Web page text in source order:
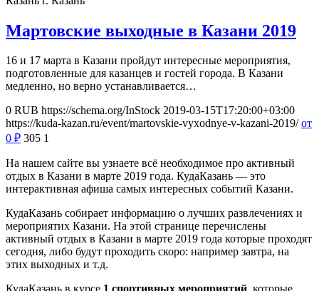
Мартовские выходные в Казани 2019
16 и 17 марта в Казани пройдут интересные мероприятия,
подготовленные для казанцев и гостей города. В Казани
медленно, но верно устанавливается…
0 RUB https://schema.org/InStock 2019-03-15T17:20:00+03:00
https://kuda-kazan.ru/event/martovskie-vyxodnye-v-kazani-2019/ от
0 ₽ 305 1
На нашем сайте вы узнаете всё необходимое про активный
отдых в Казани в марте 2019 года. КудаКазань — это
интерактивная афиша самых интересных событий Казани.
КудаКазань собирает информацию о лучших развлечениях и
мероприятих Казани. На этой странице перечислены
активный отдых в Казани в марте 2019 года которые проходят
сегодня, либо будут проходить скоро: например завтра, на
этих выходных и т.д.